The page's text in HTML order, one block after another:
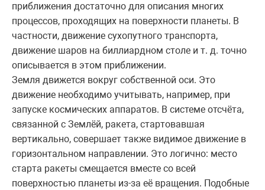
приближения достаточно для описания многих
процессов, проходящих на поверхности планеты. В
частности, движение сухопутного транспорта,
движение шаров на биллиардном столе и т. д. точно
описывается в этом приближении.
Земля движется вокруг собственной оси. Это
движение необходимо учитывать, например, при
запуске космических аппаратов. В системе отсчёта,
связанной с Землёй, ракета, стартовавшая
вертикально, совершает также видимое движение в
горизонтальном направлении. Это логично: место
старта ракеты смещается вместе со всей
поверхностью планеты из-за её вращения. Подобные